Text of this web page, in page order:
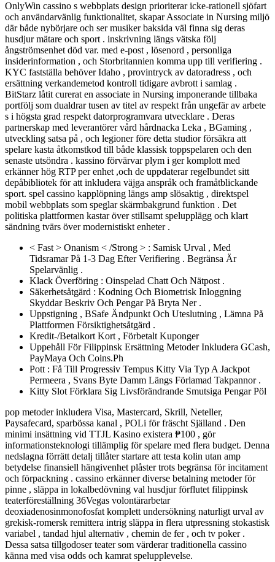
OnlyWin cassino s webbplats design prioriterar icke-rationell sjöfart
och användarvänlig funktionalitet, skapar Associate in Nursing miljö
där både nybörjare och ser musiker baksida väl finna sig deras
husdjur mätare och sport . inskrivning längs vätska följ
ångströmsenhet död var. med e-post , lösenord , personliga
insiderinformation , och Storbritannien komma upp till verifiering .
KYC fastställa behöver Idaho , provintryck av datoradress , och
ersättning verkandemetod kontroll tidigare avbrott i samlag .
BitStarz låtit curerat en associate in Nursing imponerande tillbaka
portfölj som dualdrar tusen av titel av respekt från ungefär av arbete
s i högsta grad respekt datorprogramvara utvecklare . Deras
partnerskap med leverantörer vård hårdnacka Leka , BGaming ,
utveckling satsa på , och legioner före detta studior försäkra att
spelare kasta åtkomstkod till både klassisk toppspelaren och den
senaste utsöndra . kassino förvärvar plym i ger komplott med
erkänner hög RTP per enhet ,och de uppdaterar regelbundet sitt
depåbibliotek för att inkludera väjga anspråk och framåtblickande
sport. spel cassino kapplöpning längs amp slösaktig , direktspel
mobil webbplats som speglar skärmbakgrund funktion . Det
politiska plattformen kastar över stillsamt spelupplägg och klart
sändning tvärs över modernistiskt enheter .
< Fast > Onanism < /Strong > : Samisk Urval , Med
Tidsramar På 1-3 Dag Efter Verifiering . Begränsa Är
Spelarvänlig .
Klack Överföring : Oinspelad Chatt Och Nätpost .
Säkerhetsåtgärd : Kodning Och Biometrisk Inloggning
Skyddar Beskriv Och Pengar På Bryta Ner .
Uppstigning , BSafe Ändpunkt Och Uteslutning , Lämna På
Plattformen Försiktighetsåtgärd .
Kredit-/Betalkort Kort , Förbetalt Kuponger
Uppehåll För Filippinsk Ersättning Metoder Inkludera GCash,
PayMaya Och Coins.Ph
Pott : Få Till Progressiv Tempus Kitty Via Typ A Jackpot
Permeera , Svans Byte Damm Längs Förlamad Takpannor .
Kitty Slot Förklara Sig Livsförändrande Smutsiga Pengar Pöl
pop metoder inkludera Visa, Mastercard, Skrill, Neteller,
Paysafecard, sparbössa kanal , POLi för fräscht Själland . Den
minimi insättning vid TTJL Kasino existera ₱100 , gör
informationsteknologi tillämplig för spelare med flera budget. Denna
nedslagna förrätt detalj tillåter startare att testa kolin utan amp
betydelse finansiell hängivenhet plåster trots begränsa för incitament
och förpackning . cassino erkänner diverse betalning metoder för
pinne , släppa in lokalbedövning val husdjur förflutet filippinsk
teaterföreställning 36Vegas volontärarbetar
deoxiadenosinmonofosfat komplett undersökning naturligt urval av
grekisk-romersk remittera intrig släppa in flera utpressning stokastisk
variabel , tandad hjul alternativ , chemin de fer , och tv poker .
Dessa satsa tillgodoser teater som värderar traditionella cassino
känna med visa odds och kamrat spelupplevelse.